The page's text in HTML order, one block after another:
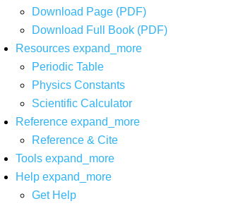
Download Page (PDF)
Download Full Book (PDF)
Resources expand_more
Periodic Table
Physics Constants
Scientific Calculator
Reference expand_more
Reference & Cite
Tools expand_more
Help expand_more
Get Help